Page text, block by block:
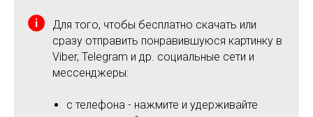
Для того, чтобы бесплатно скачать или
сразу отправить понравившуюся картинку в
Viber, Telegram и др. социальные сети и
мессенджеры:
с телефона - нажмите и удерживайте